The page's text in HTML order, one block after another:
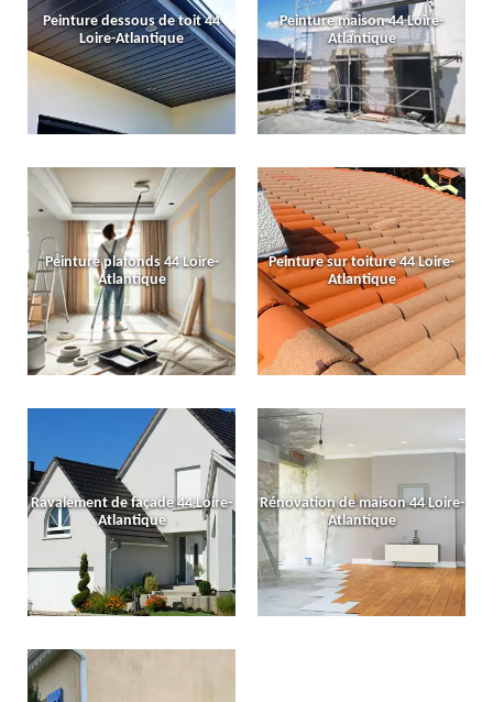
Peinture dessous de toit 44
Loire-Atlantique
Peinture maison 44 Loire-
Atlantique
Peinture plafonds 44 Loire-
Atlantique
Peinture sur toiture 44 Loire-
Atlantique
Ravalement de façade 44 Loire-
Atlantique
Rénovation de maison 44 Loire-
Atlantique